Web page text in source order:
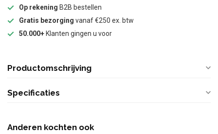
Op rekening B2B bestellen
Gratis bezorging vanaf €250 ex. btw
50.000+ Klanten gingen u voor
Productomschrijving
Specificaties
Anderen kochten ook